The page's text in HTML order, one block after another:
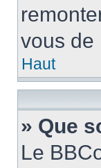
vous de
Haut
» Que
Le